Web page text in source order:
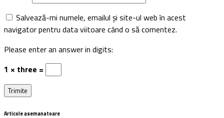
Salvează-mi numele, emailul și site-ul web în acest
navigator pentru data viitoare când o să comentez.
Please enter an answer in digits:
1 × three =
Articole asemanatoare